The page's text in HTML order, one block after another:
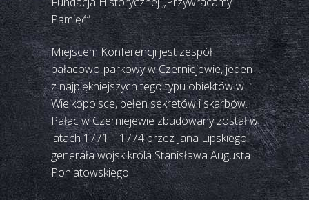
Pamięć”.
Miejscem Konferencji jest zespół
pałacowo-parkowy w Czerniejewie, jeden
z najpiękniejszych tego typu obiektów w
Wielkopolsce, pełen sekretów i skarbów.
Pałac w Czerniejewie zbudowany został w
latach 1771 – 1774 przez Jana Lipskiego,
generała wojsk króla Stanisława Augusta
Poniatowskiego.